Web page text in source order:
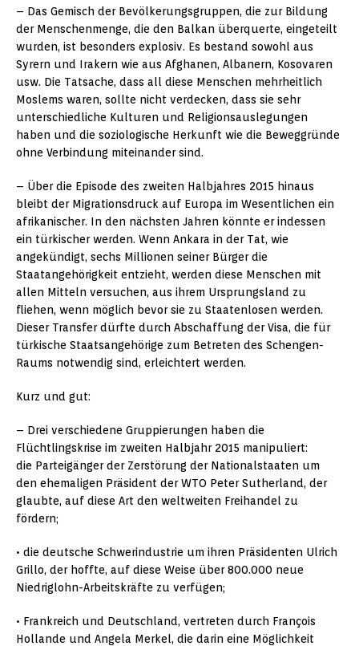
– Das Gemisch der Bevölkerungsgruppen, die zur Bildung
der Menschenmenge, die den Balkan überquerte, eingeteilt
wurden, ist besonders explosiv. Es bestand sowohl aus
Syrern und Irakern wie aus Afghanen, Albanern, Kosovaren
usw. Die Tatsache, dass all diese Menschen mehrheitlich
Moslems waren, sollte nicht verdecken, dass sie sehr
unterschiedliche Kulturen und Religionsauslegungen
haben und die soziologische Herkunft wie die Beweggründe
ohne Verbindung miteinander sind.
– Über die Episode des zweiten Halbjahres 2015 hinaus
bleibt der Migrationsdruck auf Europa im Wesentlichen ein
afrikanischer. In den nächsten Jahren könnte er indessen
ein türkischer werden. Wenn Ankara in der Tat, wie
angekündigt, sechs Millionen seiner Bürger die
Staatangehörigkeit entzieht, werden diese Menschen mit
allen Mitteln versuchen, aus ihrem Ursprungsland zu
fliehen, wenn möglich bevor sie zu Staatenlosen werden.
Dieser Transfer dürfte durch Abschaffung der Visa, die für
türkische Staatsangehörige zum Betreten des Schengen-
Raums notwendig sind, erleichtert werden.
Kurz und gut:
– Drei verschiedene Gruppierungen haben die
Flüchtlingskrise im zweiten Halbjahr 2015 manipuliert:
die Parteigänger der Zerstörung der Nationalstaaten um
den ehemaligen Präsident der WTO Peter Sutherland, der
glaubte, auf diese Art den weltweiten Freihandel zu
fördern;
• die deutsche Schwerindustrie um ihren Präsidenten Ulrich
Grillo, der hoffte, auf diese Weise über 800.000 neue
Niedriglohn-Arbeitskräfte zu verfügen;
• Frankreich und Deutschland, vertreten durch François
Hollande und Angela Merkel, die darin eine Möglichkeit